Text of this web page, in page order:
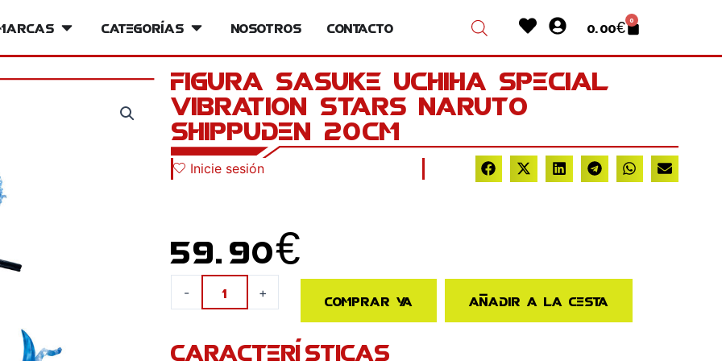
Open MarcasCategorías Open Categorías
Nosotros Contacto HeartUser-
circle
0.00€ 0
Cart
Figura Sasuke Uchiha Special
Vibration Stars Naruto
Shippuden 20cm
Inicie sesión
59.90€
-
Sasuke
Special
+ Comprar ya Añadir a la cesta
CARACTERÍSTICAS